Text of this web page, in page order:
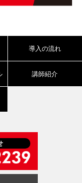
導入の流れ
講師紹介